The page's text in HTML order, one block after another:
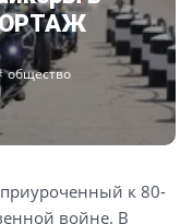
общество
к 80-
войне. В